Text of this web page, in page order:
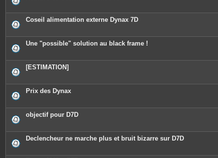
o
e
Coseil alimentation externe Dynax 7D
Une "possible" solution au black frame !
[ESTIMATION]
Prix des Dynax
objectif pour D7D
Declencheur ne marche plus et bruit bizarre sur D7D